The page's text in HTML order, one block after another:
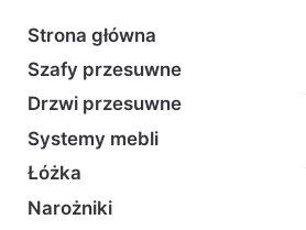
Strona główna
Szafy przesuwne
Drzwi przesuwne
Systemy mebli
Łóżka
Narożniki